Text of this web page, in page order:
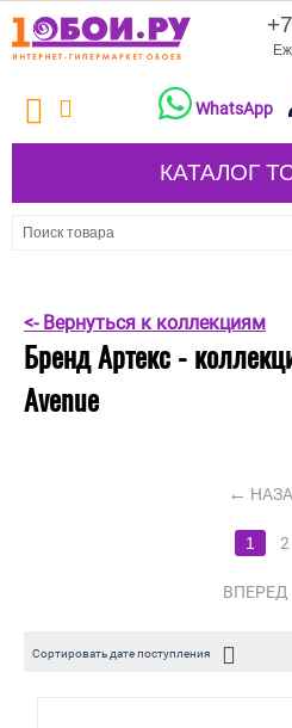
WhatsApp
КАТАЛОГ
<- Вернуться к коллекциям
Бренд Артекс -
Avenue
1 2
ВПЕРЕД
Сортировать дате поступления